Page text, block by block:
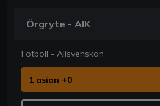
Örgryte - AIK
Fotboll - Allsvenskan
1 asian +0